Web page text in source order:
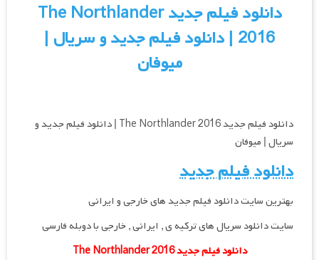
دانلود فیلم جدید The Northlander
2016 | دانلود فیلم جدید و سریال |
میوفان
دانلود فیلم جدید The Northlander 2016 | دانلود فیلم جدید و
سریال | میوفان
دانلود فیلم جدید
بهترین سایت دانلود فیلم جدید های خارجی و ایرانی
سایت دانلود سریال های ترکیه ی , ایرانی , خارجی با دوبله فارسی
دانلود فیلم جدید The Northlander 2016